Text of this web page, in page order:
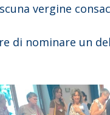
vergine
di nominare un